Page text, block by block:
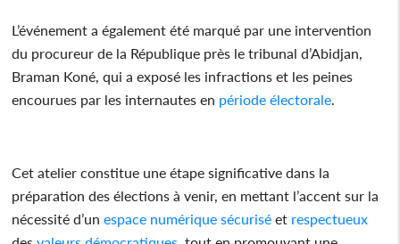
L’événement a également été marqué par une intervention
du procureur de la République près le tribunal d’Abidjan,
Braman Koné, qui a exposé les infractions et les peines
encourues par les internautes en période électorale
Cet atelier constitue une étape significative dans la
préparation des élections à venir, en mettant l’accent sur la
nécessité d’un espace numérique sécurisé et respectueux